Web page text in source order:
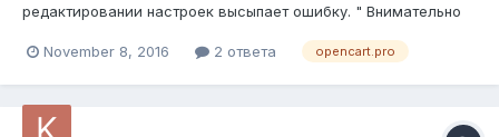
редактировании настроек высыпает ошибку. " Внимательно
November 8, 2016
2 ответа opencart.pro